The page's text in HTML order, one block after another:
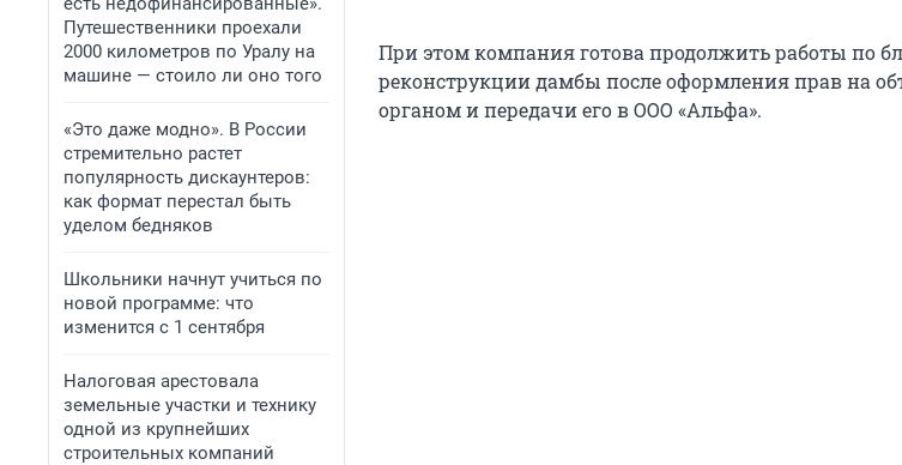
Путешественники проехали
2000 километров по Уралу на
машине — стоило ли оно того
«Это даже модно». В России
стремительно растет
популярность дискаунтеров:
как формат перестал быть
уделом бедняков
Школьники начнут учиться по
новой программе: что
изменится с 1 сентября
Налоговая арестовала
земельные участки и технику
одной из крупнейших
строительных компаний
При этом компания готова продолжить работы по
реконструкции дамбы после оформления прав на
органом и передачи его в ООО «Альфа».